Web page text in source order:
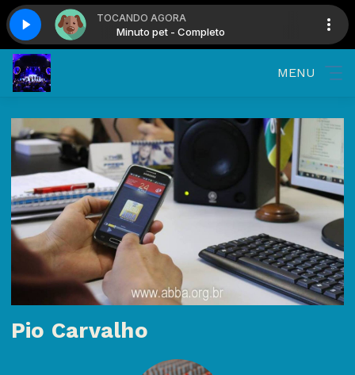
TOCANDO AGORA
Minuto pet - Completo
MENU
Pio Carvalho